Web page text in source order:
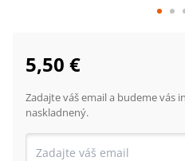
5,50 €
Zadajte váš email a budeme
naskladnený.